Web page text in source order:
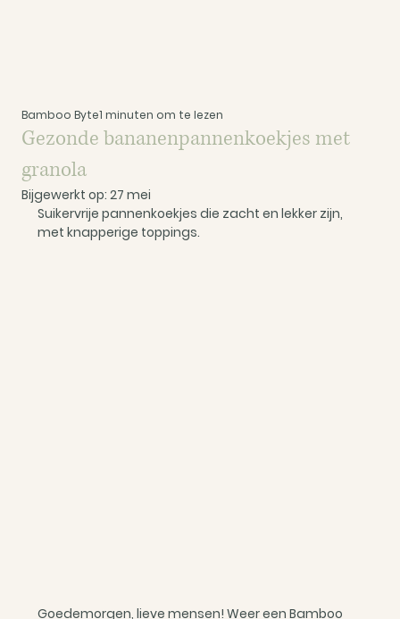
Gezonde bananenpannenkoekjes met
granola
Bamboo Byte1 minuten om te lezen
Bijgewerkt op: 27 mei
Suikervrije pannenkoekjes die zacht en lekker zijn,
met knapperige toppings.
Goedemorgen, lieve mensen! Weer een Bamboo